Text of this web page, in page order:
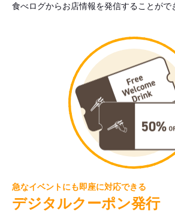
食べログからお店情報を発信することがで
急なイベントにも即座に対応できる
デジタルクーポン発行